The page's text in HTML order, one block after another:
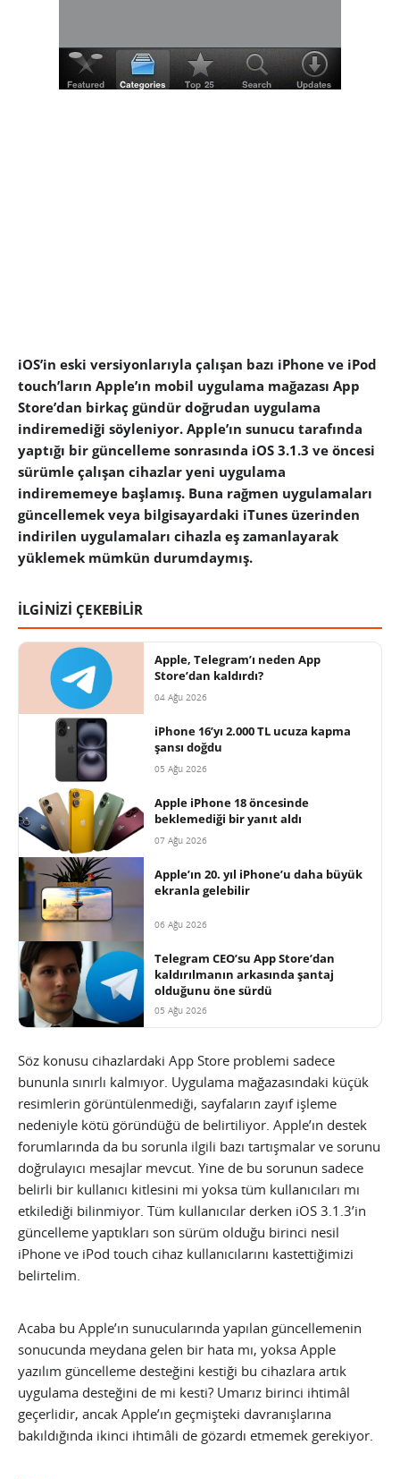
iOS’in eski versiyonlarıyla çalışan bazı iPhone ve iPod
touch’ların Apple’ın mobil uygulama mağazası App
Store’dan birkaç gündür doğrudan uygulama
indiremediği söyleniyor. Apple’ın sunucu tarafında
yaptığı bir güncelleme sonrasında iOS 3.1.3 ve öncesi
sürümle çalışan cihazlar yeni uygulama
indirememeye başlamış. Buna rağmen uygulamaları
güncellemek veya bilgisayardaki iTunes üzerinden
indirilen uygulamaları cihazla eş zamanlayarak
yüklemek mümkün durumdaymış.
İLGİNİZİ ÇEKEBİLİR
Apple, Telegram’ı neden App
Store’dan kaldırdı?
04 Ağu 2026
iPhone 16’yı 2.000 TL ucuza kapma
şansı doğdu
05 Ağu 2026
Apple iPhone 18 öncesinde
beklemediği bir yanıt aldı
07 Ağu 2026
Apple’ın 20. yıl iPhone’u daha büyük
ekranla gelebilir
06 Ağu 2026
Telegram CEO’su App Store’dan
kaldırılmanın arkasında şantaj
olduğunu öne sürdü
05 Ağu 2026
Söz konusu cihazlardaki App Store problemi sadece
bununla sınırlı kalmıyor. Uygulama mağazasındaki küçük
resimlerin görüntülenmediği, sayfaların zayıf işleme
nedeniyle kötü göründüğü de belirtiliyor. Apple’ın destek
forumlarında da bu sorunla ilgili bazı tartışmalar ve sorunu
doğrulayıcı mesajlar mevcut. Yine de bu sorunun sadece
belirli bir kullanıcı kitlesini mi yoksa tüm kullanıcıları mı
etkilediği bilinmiyor. Tüm kullanıcılar derken iOS 3.1.3’in
güncelleme yaptıkları son sürüm olduğu birinci nesil
iPhone ve iPod touch cihaz kullanıcılarını kastettiğimizi
belirtelim.
Acaba bu Apple’ın sunucularında yapılan güncellemenin
sonucunda meydana gelen bir hata mı, yoksa Apple
yazılım güncelleme desteğini kestiği bu cihazlara artık
uygulama desteğini de mi kesti? Umarız birinci ihtimâl
geçerlidir, ancak Apple’ın geçmişteki davranışlarına
bakıldığında ikinci ihtimâli de gözardı etmemek gerekiyor.